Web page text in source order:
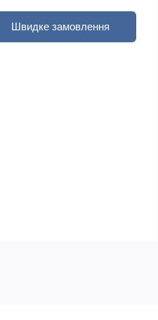
Швидке замовлення